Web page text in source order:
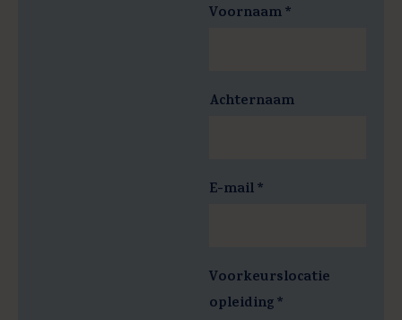
Voornaam*
Achternaam
E-mail*
Voorkeurslocatie
opleiding*